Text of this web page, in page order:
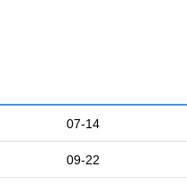
07-14
09-22